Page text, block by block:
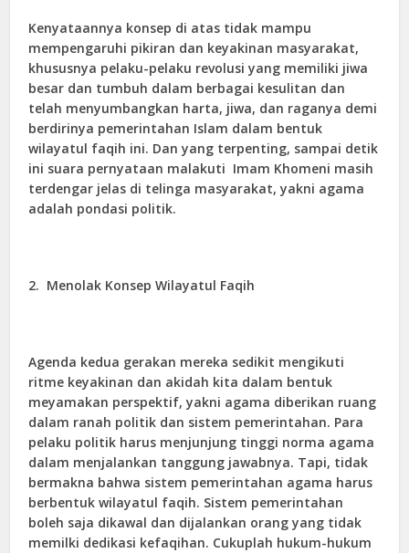
Kenyataannya konsep di atas tidak mampu
mempengaruhi pikiran dan keyakinan masyarakat,
khususnya pelaku-pelaku revolusi yang memiliki jiwa
besar dan tumbuh dalam berbagai kesulitan dan
telah menyumbangkan harta, jiwa, dan raganya demi
berdirinya pemerintahan Islam dalam bentuk
wilayatul faqih ini. Dan yang terpenting, sampai detik
ini suara pernyataan malakuti Imam Khomeni masih
terdengar jelas di telinga masyarakat, yakni agama
adalah pondasi politik.
2. Menolak Konsep Wilayatul Faqih
Agenda kedua gerakan mereka sedikit mengikuti
ritme keyakinan dan akidah kita dalam bentuk
meyamakan perspektif, yakni agama diberikan ruang
dalam ranah politik dan sistem pemerintahan. Para
pelaku politik harus menjunjung tinggi norma agama
dalam menjalankan tanggung jawabnya. Tapi, tidak
bermakna bahwa sistem pemerintahan agama harus
berbentuk wilayatul faqih. Sistem pemerintahan
boleh saja dikawal dan dijalankan orang yang tidak
memilki dedikasi kefaqihan. Cukuplah hukum-hukum